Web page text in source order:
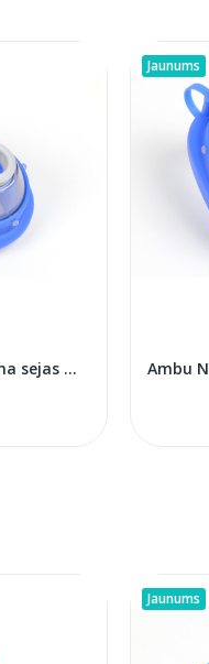
Ambu N° 3/4 Silikona sejas maska...
Jaunums
Jaunums